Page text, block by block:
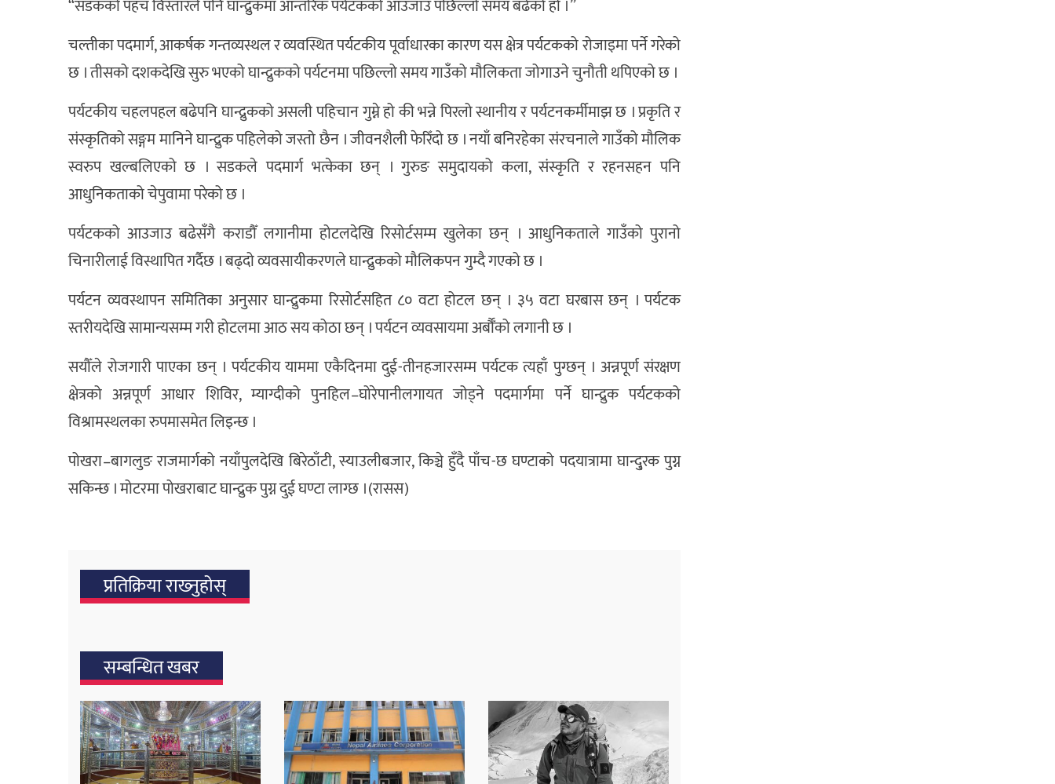
“सडकको पहँच विस्तारले पनि घान्द्रुकमा आन्तरिक पर्यटकको आउजाउ पछिल्लो समय बढेको हो ।”
चल्तीका पदमार्ग, आकर्षक गन्तव्यस्थल र व्यवस्थित पर्यटकीय पूर्वाधारका कारण यस क्षेत्र पर्यटकको रोजाइमा पर्ने गरेको
छ । तीसको दशकदेखि सुरु भएको घान्द्रुकको पर्यटनमा पछिल्लो समय गाउँको मौलिकता जोगाउने चुनौती थपिएको छ ।
पर्यटकीय चहलपहल बढेपनि घान्द्रुकको असली पहिचान गुम्ने हो की भन्ने पिरलो स्थानीय र पर्यटनकर्मीमाझ छ । प्रकृति र
संस्कृतिको सङ्गम मानिने घान्द्रुक पहिलेको जस्तो छैन । जीवनशैली फेरिँदो छ । नयाँ बनिरहेका संरचनाले गाउँको मौलिक
स्वरुप खल्बलिएको छ । सडकले पदमार्ग भत्केका छन् । गुरुङ समुदायको कला, संस्कृति र रहनसहन पनि
आधुनिकताको चेपुवामा परेको छ ।
पर्यटकको आउजाउ बढेसँगै कराडौँ लगानीमा होटलदेखि रिसोर्टसम्म खुलेका छन् । आधुनिकताले गाउँको पुरानो
चिनारीलाई विस्थापित गर्दैछ । बढ्दो व्यवसायीकरणले घान्द्रुकको मौलिकपन गुम्दै गएको छ ।
पर्यटन व्यवस्थापन समितिका अनुसार घान्द्रुकमा रिसोर्टसहित ८० वटा होटल छन् । ३५ वटा घरबास छन् । पर्यटक
स्तरीयदेखि सामान्यसम्म गरी होटलमा आठ सय कोठा छन् । पर्यटन व्यवसायमा अर्बौँको लगानी छ ।
सयौँले रोजगारी पाएका छन् । पर्यटकीय याममा एकैदिनमा दुई-तीनहजारसम्म पर्यटक त्यहाँ पुग्छन् । अन्नपूर्ण संरक्षण
क्षेत्रको अन्नपूर्ण आधार शिविर, म्याग्दीको पुनहिल–घोरेपानीलगायत जोड्ने पदमार्गमा पर्ने घान्द्रुक पर्यटकको
विश्रामस्थलका रुपमासमेत लिइन्छ ।
पोखरा–बागलुङ राजमार्गको नयाँपुलदेखि बिरेठाँटी, स्याउलीबजार, किञ्चे हुँदै पाँच-छ घण्टाको पदयात्रामा घान्दु्रक पुग्न
सकिन्छ । मोटरमा पोखराबाट घान्द्रुक पुग्न दुई घण्टा लाग्छ ।(रासस)
प्रतिक्रिया राख्‍नुहोस्
सम्बन्धित खबर